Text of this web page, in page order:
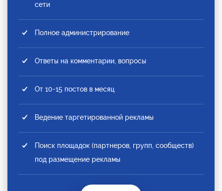
сети
Полное администрирование
Ответы на комментарии, вопросы
От 10-15 постов в месяц
Ведение таргетированной рекламы
Поиск площадок (партнеров, групп, сообществ)
под размещение рекламы